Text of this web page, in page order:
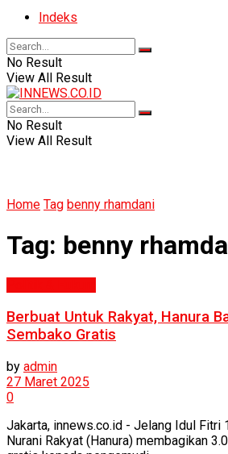
Indeks
No Result
View All Result
No Result
View All Result
Home Tag benny rhamdani
Tag: benny
Berbuat Untuk Rakyat, Hanura
Sembako Gratis
by admin
27 Maret 2025
0
Jakarta, innews.co.id - Jelang Idul Fitri
Nurani Rakyat (Hanura) membagikan